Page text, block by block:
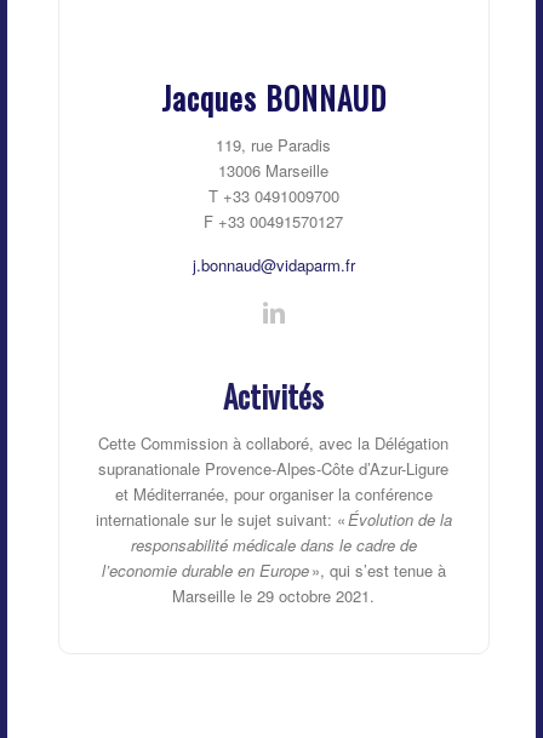
Jacques BONNAUD
119, rue Paradis
13006 Marseille
T +33 0491009700
F +33 00491570127
j.bonnaud@vidaparm.fr
Activités
Cette Commission à collaboré, avec la Délégation
supranationale Provence-Alpes-Côte d’Azur-Ligure
et Méditerranée, pour organiser la conférence
internationale sur le sujet suivant: «Évolution de la
responsabilité médicale dans le cadre de
l’economie durable en Europe», qui s’est tenue à
Marseille le 29 octobre 2021.